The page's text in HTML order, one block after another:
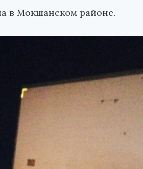
в Мокшанском районе.